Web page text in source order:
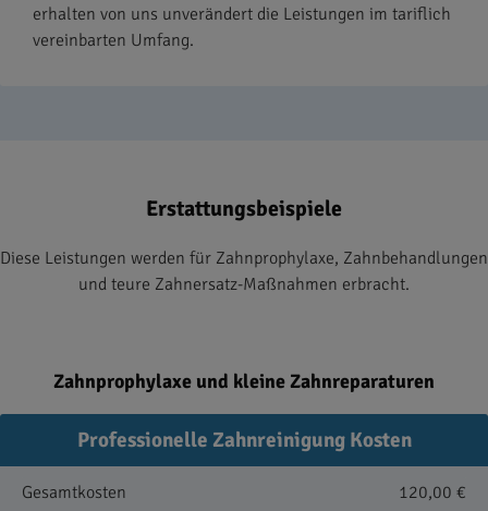
erhalten von uns unverändert die Leistungen im tariflich
vereinbarten Umfang.
Erstattungsbeispiele
Diese Leistungen werden für Zahnprophylaxe, Zahnbehandlungen
und teure Zahnersatz-Maßnahmen erbracht.
Zahnprophylaxe und kleine Zahnreparaturen
Professionelle Zahnreinigung Kosten
Gesamtkosten
120,00 €